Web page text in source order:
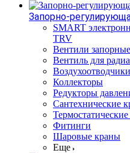
Запорно-
SMART
TRV
Вентили запорные
Вентиль для
Коллекторы
Редукторы
Сантехнические
Фитинги
Шаровые краны
Еще